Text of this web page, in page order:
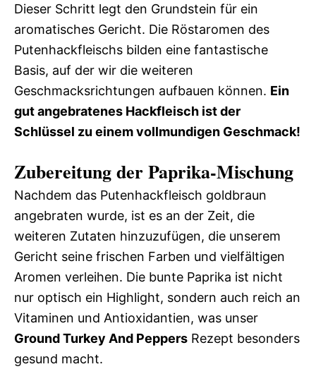
Dieser Schritt legt den Grundstein für ein
aromatisches Gericht. Die Röstaromen des
Putenhackfleischs bilden eine fantastische
Basis, auf der wir die weiteren
Geschmacksrichtungen aufbauen können. Ein
gut angebratenes Hackfleisch ist der
Schlüssel zu einem vollmundigen Geschmack!
Zubereitung der Paprika-Mischung
Nachdem das Putenhackfleisch goldbraun
angebraten wurde, ist es an der Zeit, die
weiteren Zutaten hinzuzufügen, die unserem
Gericht seine frischen Farben und vielfältigen
Aromen verleihen. Die bunte Paprika ist nicht
nur optisch ein Highlight, sondern auch reich an
Vitaminen und Antioxidantien, was unser
Ground Turkey And Peppers Rezept besonders
gesund macht.